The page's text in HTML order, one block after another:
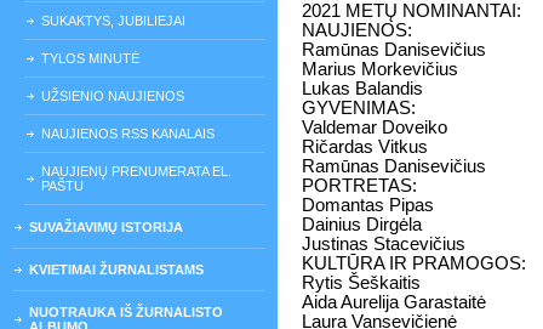
SUKAKTYS, JUBILIEJAI
TYLOS MINUTĖ
UŽSIENIO NAUJIENOS
NAUJIENOS RSS KANALAIS
NAUJIENŲ PRENUMERATA EL.
PAŠTU
SUVAŽIAVIMŲ ISTORIJA
KVIETIMAI ŽURNALISTAMS
NUOTRAUKA IŠ ŽURNALISTO
2021 METŲ NOMINANTAI:
NAUJIENOS:
Ramūnas Danisevičius
Marius Morkevičius
Lukas Balandis
GYVENIMAS:
Valdemar Doveiko
Ričardas Vitkus
Ramūnas Danisevičius
PORTRETAS:
Domantas Pipas
Dainius Dirgėla
Justinas Stacevičius
KULTŪRA IR PRAMOGOS:
Rytis Šeškaitis
Aida Aurelija Garastaitė
Laura Vansevičienė